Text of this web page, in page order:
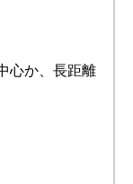
心か、長距離